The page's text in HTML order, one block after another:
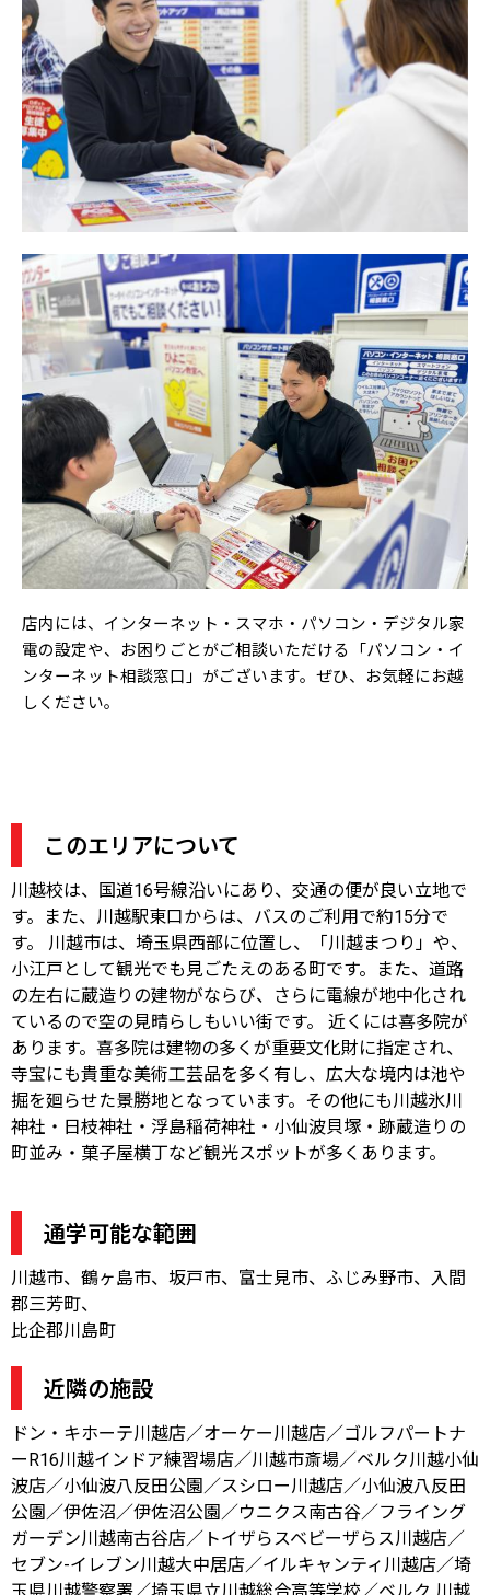
店内には、インターネット・スマホ・パソコン・デジタル家
電の設定や、お困りごとがご相談いただける「パソコン・イ
ンターネット相談窓口」がございます。ぜひ、
お気軽にお越
しください。
このエリアについて
川越校は、国道16号線沿いにあり、交通の便が良い立地で
す。また、川越駅東口からは、バスのご利用で約15分で
す。 川越市は、埼玉県西部に位置し、「川越まつり」や、
小江戸として観光でも見ごたえのある町です。また、道路
の左右に蔵造りの建物がならび、さらに電線が地中化され
ているので空の見晴らしもいい街です。 近くには喜多院が
あります。喜多院は建物の多くが重要文化財に指定され、
寺宝にも貴重な美術工芸品を多く有し、広大な境内は池や
掘を廻らせた景勝地となっています。その他にも川越氷川
神社・日枝神社・浮島稲荷神社・小仙波貝塚・跡蔵造りの
町並み・菓子屋横丁など観光スポットが多くあります。
通学可能な範囲
川越市、鶴ヶ島市、坂戸市、富士見市、ふじみ野市、入間
郡三芳町、
比企郡川島町
近隣の施設
ドン・キホーテ川越店／オーケー川越店／ゴルフパートナ
ーR16川越インドア練習場店／川越市斎場／ベルク川越小仙
波店／小仙波八反田公園／スシロー川越店／小仙波八反田
公園／伊佐沼／伊佐沼公園／ウニクス南古谷／フライング
ガーデン川越南古谷店／トイザらスベビーザらス川越店／
セブン-イレブン川越大中居店／イルキャンティ川越店／埼